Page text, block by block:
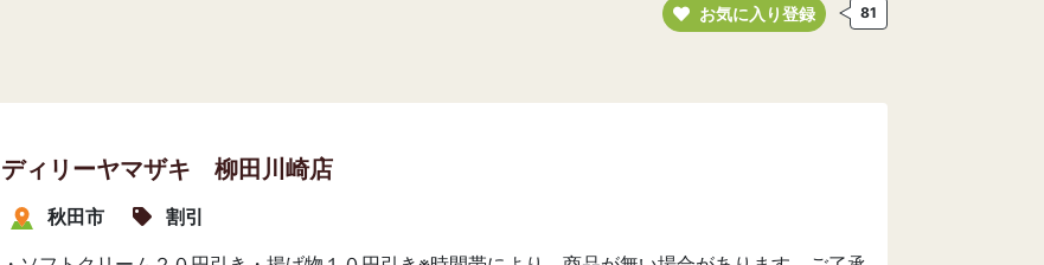
お気に入り登録 81
ディリーヤマザキ 柳田川崎店
秋田市
割引